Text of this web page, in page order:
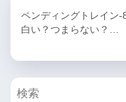
ペンディングトレイン
白い？つまらない？…